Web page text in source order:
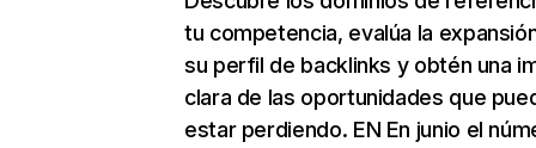
tu competencia, evalúa la
su perfil de backlinks y obtén una
clara de las oportunidades que
estar perdiendo. EN En junio el